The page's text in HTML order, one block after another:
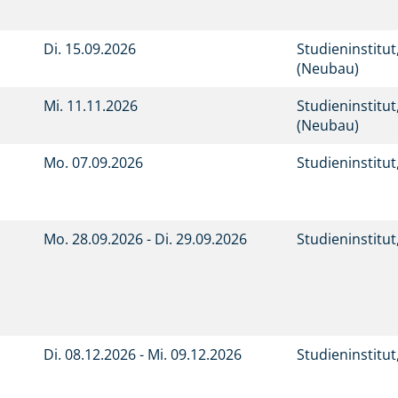
Di. 15.09.2026
(Neubau)
Mi. 11.11.2026
(Neubau)
Mo. 07.09.2026
Mo. 28.09.2026 - Di. 29.09.2026
Di. 08.12.2026 - Mi. 09.12.2026